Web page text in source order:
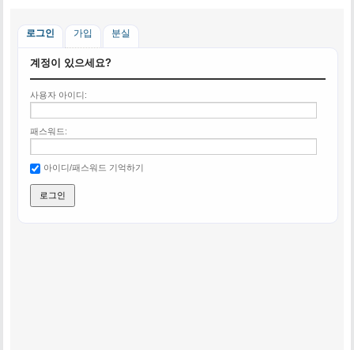
로그인 가입 분실
계정이 있으세요?
사용자 아이디:
패스워드:
아이디/패스워드 기억하기